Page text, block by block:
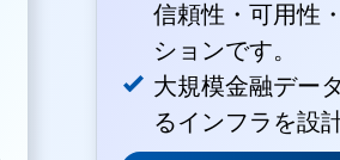
信頼性・可用性
ションです。
大規模金融デー
るインフラを設